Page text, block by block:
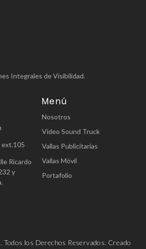
Integrales de Visibilidad.
ext.105
Ricardo
y
Menú
Nosotros
Video Sound Truck
Vallas Publicitarias
Vallas Móvil
Portafolio
Todos los Derechos Reservados. Creado